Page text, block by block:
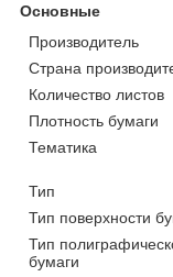
Основные
Производитель
Страна
Количество листов
Плотность бумаги
Тематика
Тип
Тип поверхности
Тип
бумаги